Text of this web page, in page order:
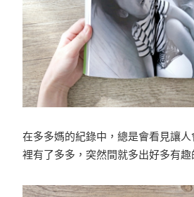
在多多媽的紀錄中，總是會看見讓
裡有了多多，突然間就多出好多有趣